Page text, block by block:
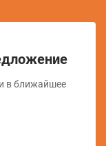
в ближайшее